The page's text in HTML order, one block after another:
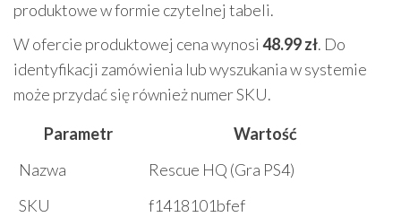
produktowe w formie czytelnej tabeli.
W ofercie produktowej cena wynosi 48.99 zł. Do
identyfikacji zamówienia lub wyszukania w systemie
może przydać się również numer SKU.
Parametr
Wartość
Nazwa
Rescue HQ (Gra PS4)
SKU
f1418101bfef